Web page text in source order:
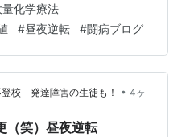
歳です。 ⸻ 大量化学療
テパDay-11 チオテパDay-
アルケラン）Day-4 チオテ
ン）Day0 …
量化学療法
#昼夜逆転 #闘病ブログ
発達障害の生徒も！ • 4ヶ
笑）昼夜逆転